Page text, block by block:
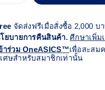
จัดส่งฟรีเมื่อสั่งซื้อ 2,000 บ
ยบายการคืนสินค้า.ศีกษาเพิ่ม
าร่วม OneASICS™เพื่อสะสม
ศษสำหรับสมาชิกเท่านั้น